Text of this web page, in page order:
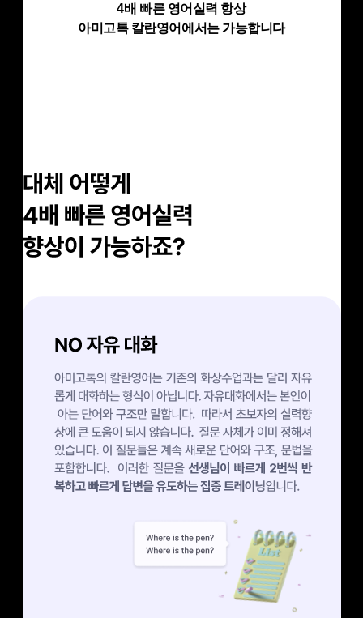
4배 빠른 영어실력 항상
아미고톡 칼란영어에서는 가능합니다